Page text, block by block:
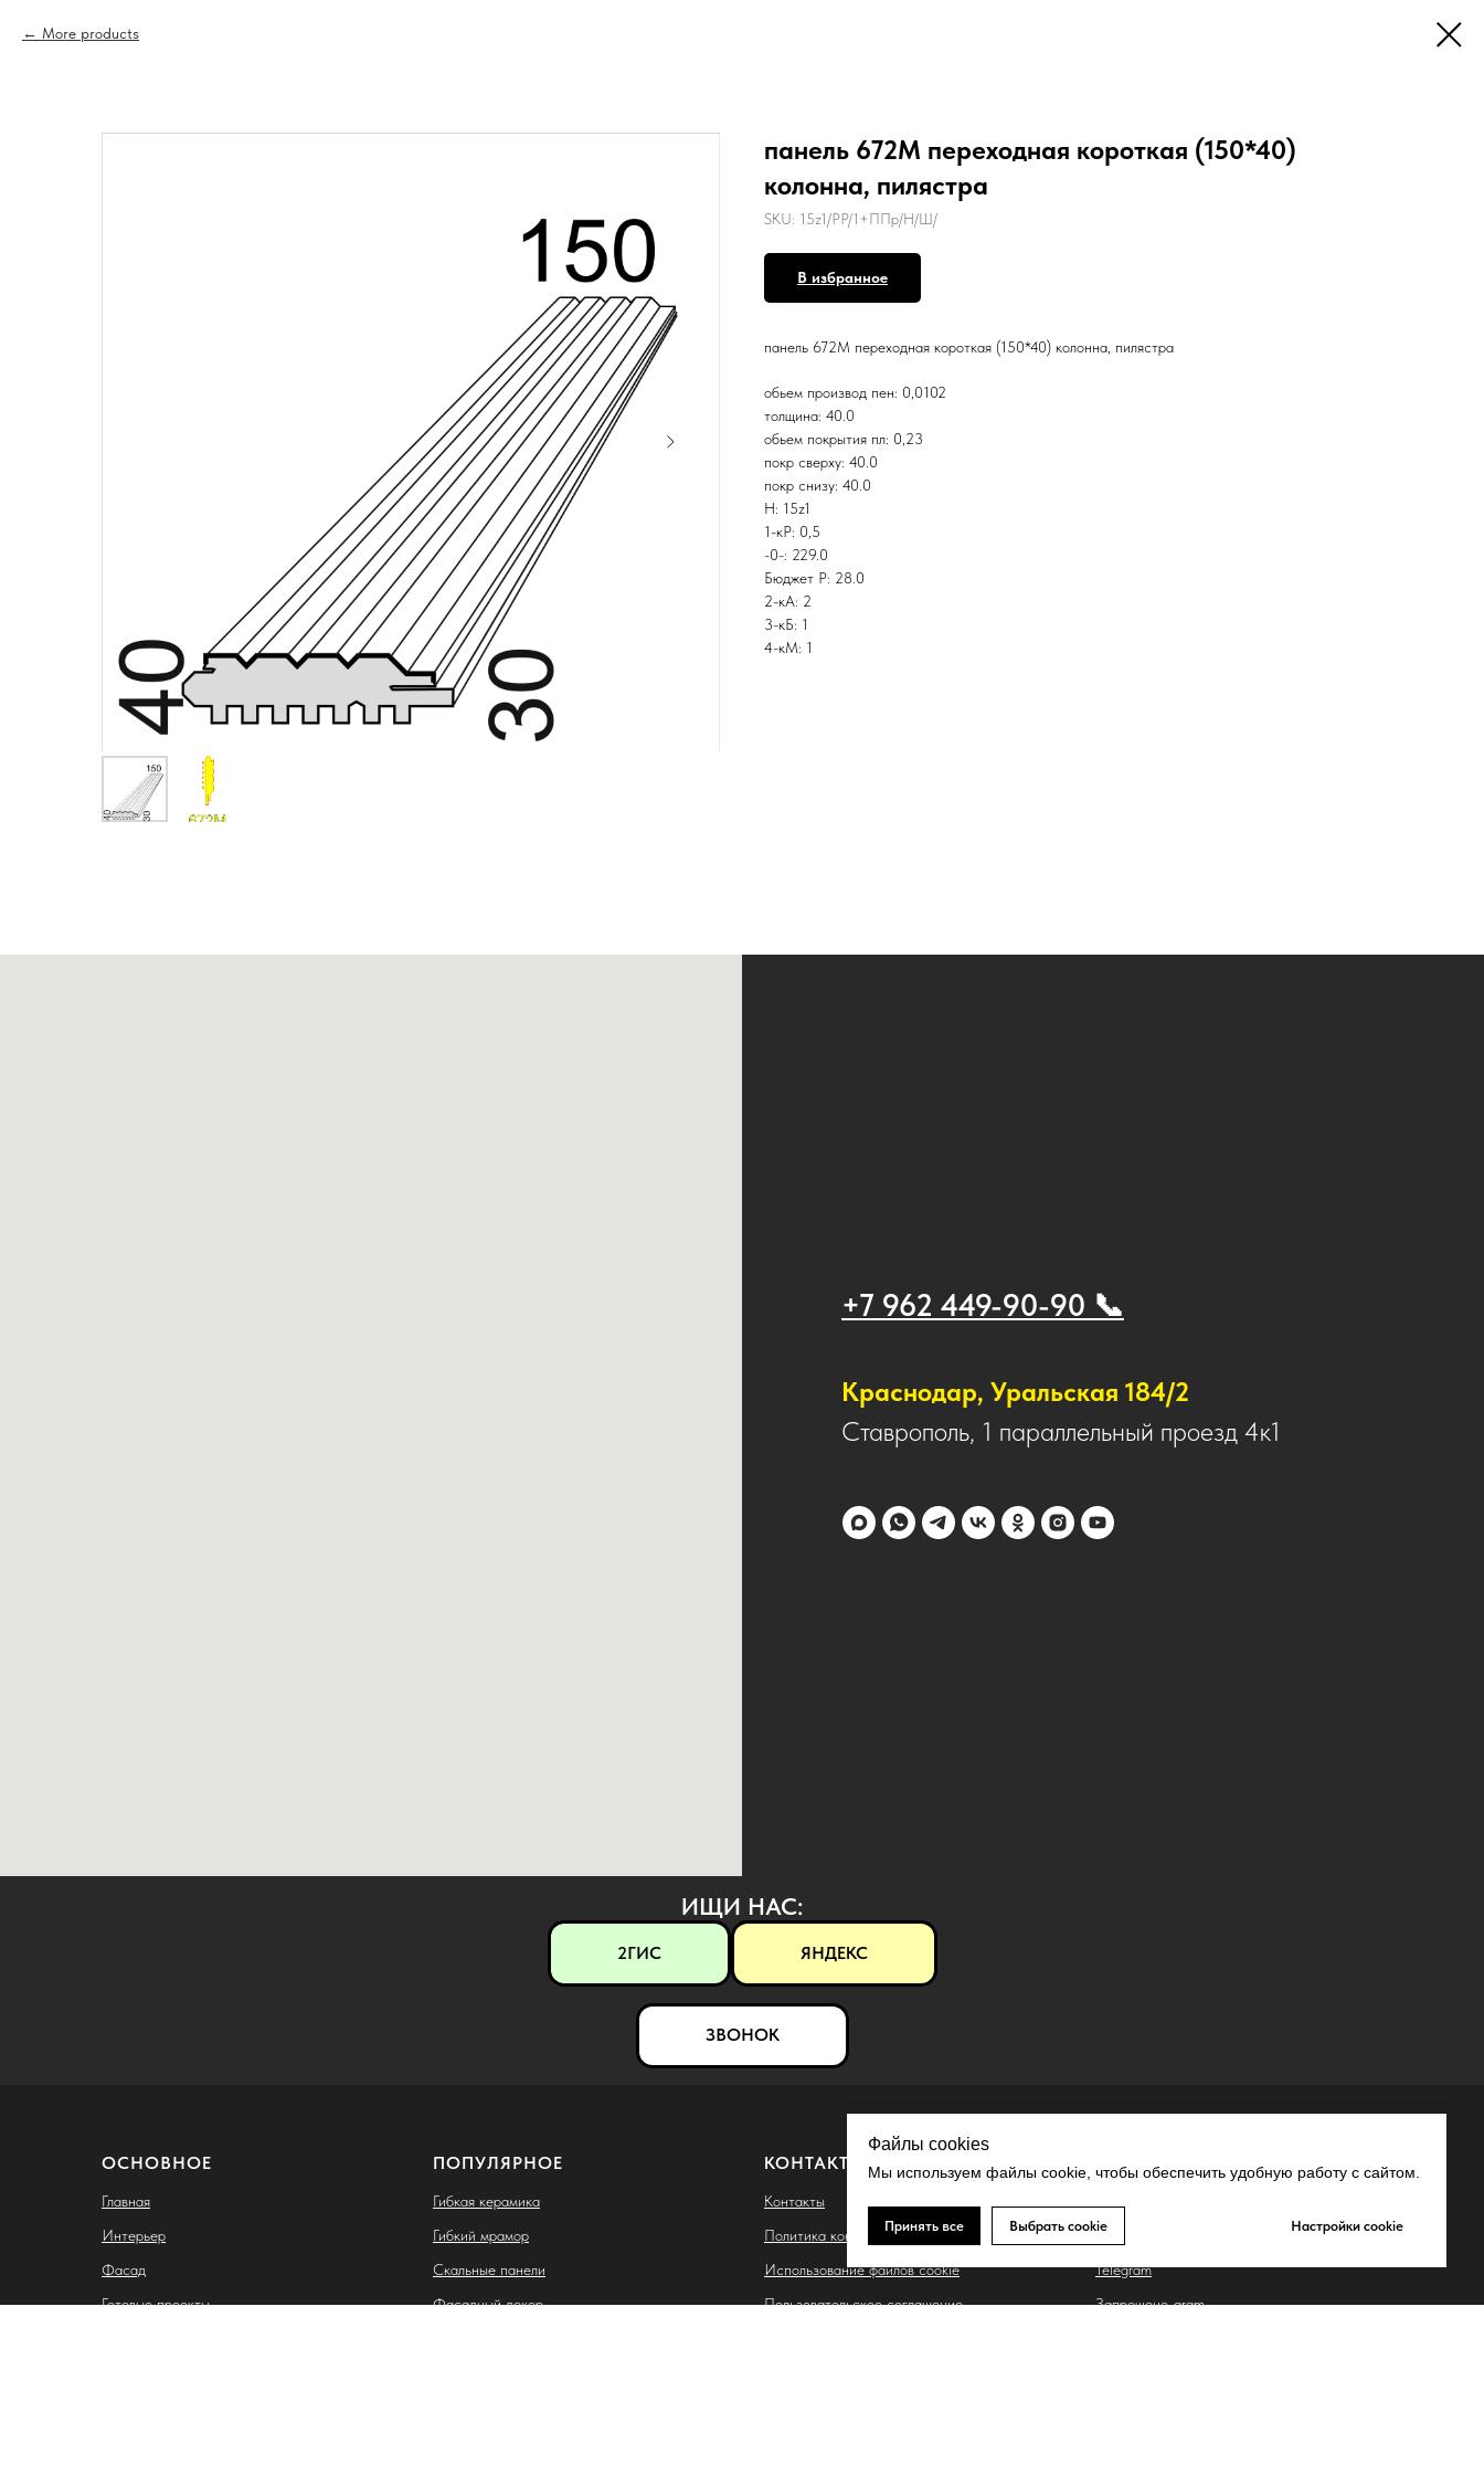
More products
панель 672M переходная короткая (150*40)
колонна, пилястра
SKU: 15z1/PР/1+ППр/Н/Ш/
В избранное
панель 672M переходная короткая (150*40) колонна, пилястра
обьем производ пен: 0,0102
толщина: 40.0
обьем покрытия пл: 0,23
покр сверху: 40.0
покр снизу: 40.0
Н: 15z1
1-кР: 0,5
-0-: 229.0
Бюджет Р: 28.0
2-кА: 2
3-кБ: 1
4-кМ: 1
+7 962 449-90-90 📞
Краснодар, Уральская 184/2
Ставрополь, 1 параллельный проезд 4к1
Файлы cookies
Мы используем файлы cookie, чтобы обеспечить удобную работу с сайтом.
Принять все Выбрать cookie Настройки cookie
ИЩИ НАС:
2ГИС ЯНДЕКС
ЗВОНОК
ОСНОВНОЕ
Главная
Интерьер
Фасад
Готовые проекты
ПОПУЛЯРНОЕ
Гибкая керамика
Гибкий мрамор
Скальные панели
Фасадный декор
КОНТАКТЫ
Контакты
Политика конфиденциальности
Использование файлов cookie
Пользовательское соглашение
СВЯЗЬ С НАМИ
Whatsapp
Telegram
Запрещено-gram